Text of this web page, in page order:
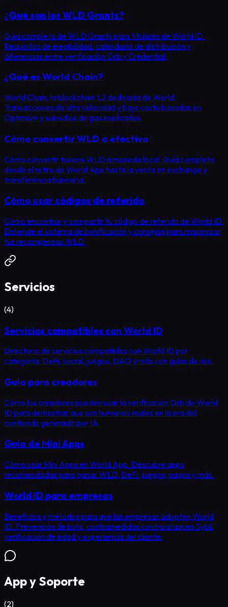
¿Qué son los WLD Grants?
Guía completa de WLD Grants para titulares de World ID.
Requisitos de elegibilidad, calendario de distribución y
diferencias entre verificación Orb y Credential.
¿Qué es World Chain?
World Chain, la blockchain L2 dedicada de World.
Transacciones de alta velocidad y bajo costo basadas en
Optimism y subsidios de gas explicados.
Cómo convertir WLD a efectivo
Cómo convertir tokens WLD a moneda local. Guía completa
desde el retiro de World App hasta la venta en exchange y
transferencia bancaria.
Cómo usar códigos de referido
Cómo encontrar y compartir tu código de referido de World ID.
Entiende el sistema de bonificación y consejos para maximizar
tus recompensas WLD.
Servicios
(4)
Servicios compatibles con World ID
Directorio de servicios compatibles con World ID por
categoría. DeFi, social, juegos, DAO y más con guías de uso.
Guía para creadores
Cómo los creadores pueden usar la verificación Orb de World
ID para demostrar que son humanos reales en la era del
contenido generado por IA.
Guía de Mini Apps
Cómo usar Mini Apps en World App. Descubre apps
recomendadas para ganar WLD, DeFi, juegos, pagos y más.
World ID para empresas
Beneficios y métodos para que las empresas adopten World
ID. Prevención de bots, contramedidas contra ataques Sybil,
verificación de edad y experiencia del cliente.
App y Soporte
(2)